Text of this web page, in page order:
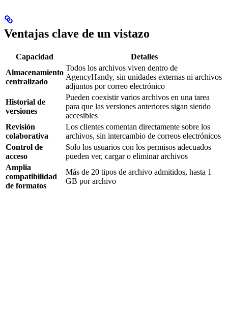
Ventajas clave de un vistazo
Capacidad
Detalles
Almacenamiento
centralizado
Todos los archivos viven dentro de
AgencyHandy, sin unidades externas ni archivos
adjuntos por correo electrónico
Historial de
versiones
Pueden coexistir varios archivos en una tarea
para que las versiones anteriores sigan siendo
accesibles
Revisión
colaborativa
Los clientes comentan directamente sobre los
archivos, sin intercambio de correos electrónicos
Control de
acceso
Solo los usuarios con los permisos adecuados
pueden ver, cargar o eliminar archivos
Amplia
compatibilidad
de formatos
Más de 20 tipos de archivo admitidos, hasta 1
GB por archivo